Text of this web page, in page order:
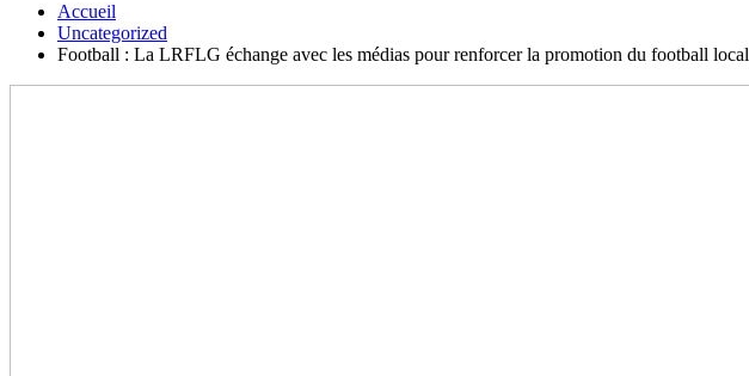
Accueil
Uncategorized
Football : La LRFLG échange avec les médias pour renforcer la promotion du football local